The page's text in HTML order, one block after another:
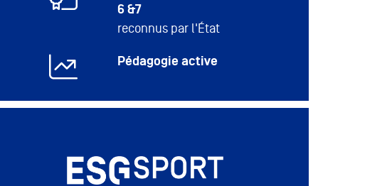
6 &7
reconnus par l'État
Pédagogie active